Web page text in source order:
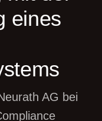
eines
AG bei